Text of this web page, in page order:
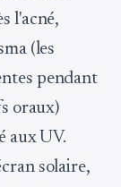
l'acné,
(les
pendant
oraux)
aux UV.
solaire,